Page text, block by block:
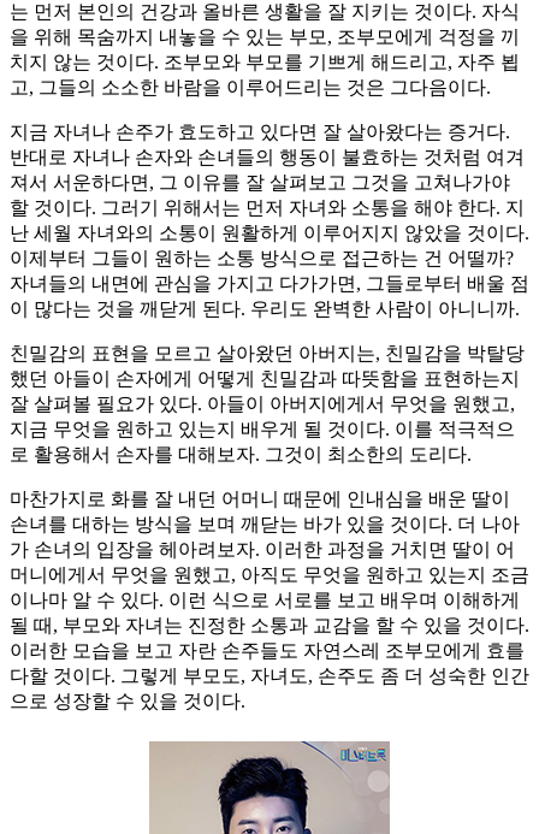
는 먼저 본인의 건강과 올바른 생활을 잘 지키는 것이다. 자식
을 위해 목숨까지 내놓을 수 있는 부모, 조부모에게 걱정을 끼
치지 않는 것이다. 조부모와 부모를 기쁘게 해드리고, 자주 뵙
고, 그들의 소소한 바람을 이루어드리는 것은 그다음이다.
지금 자녀나 손주가 효도하고 있다면 잘 살아왔다는 증거다.
반대로 자녀나 손자와 손녀들의 행동이 불효하는 것처럼 여겨
져서 서운하다면, 그 이유를 잘 살펴보고 그것을 고쳐나가야
할 것이다. 그러기 위해서는 먼저 자녀와 소통을 해야 한다. 지
난 세월 자녀와의 소통이 원활하게 이루어지지 않았을 것이다.
이제부터 그들이 원하는 소통 방식으로 접근하는 건 어떨까?
자녀들의 내면에 관심을 가지고 다가가면, 그들로부터 배울 점
이 많다는 것을 깨닫게 된다. 우리도 완벽한 사람이 아니니까.
친밀감의 표현을 모르고 살아왔던 아버지는, 친밀감을 박탈당
했던 아들이 손자에게 어떻게 친밀감과 따뜻함을 표현하는지
잘 살펴볼 필요가 있다. 아들이 아버지에게서 무엇을 원했고,
지금 무엇을 원하고 있는지 배우게 될 것이다. 이를 적극적으
로 활용해서 손자를 대해보자. 그것이 최소한의 도리다.
마찬가지로 화를 잘 내던 어머니 때문에 인내심을 배운 딸이
손녀를 대하는 방식을 보며 깨닫는 바가 있을 것이다. 더 나아
가 손녀의 입장을 헤아려보자. 이러한 과정을 거치면 딸이 어
머니에게서 무엇을 원했고, 아직도 무엇을 원하고 있는지 조금
이나마 알 수 있다. 이런 식으로 서로를 보고 배우며 이해하게
될 때, 부모와 자녀는 진정한 소통과 교감을 할 수 있을 것이다.
이러한 모습을 보고 자란 손주들도 자연스레 조부모에게 효를
다할 것이다. 그렇게 부모도, 자녀도, 손주도 좀 더 성숙한 인간
으로 성장할 수 있을 것이다.